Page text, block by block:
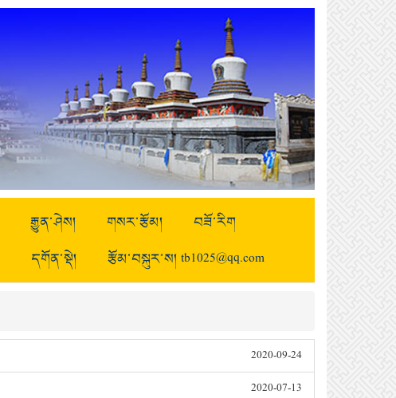
རྒྱུན་ཤེས། གསར་རྩོམ།
བཟོ་རིག
དགོན་སྡེ། རྩོམ་བསྐུར་ས། tb1025@qq.com
2020-09-24
2020-07-13